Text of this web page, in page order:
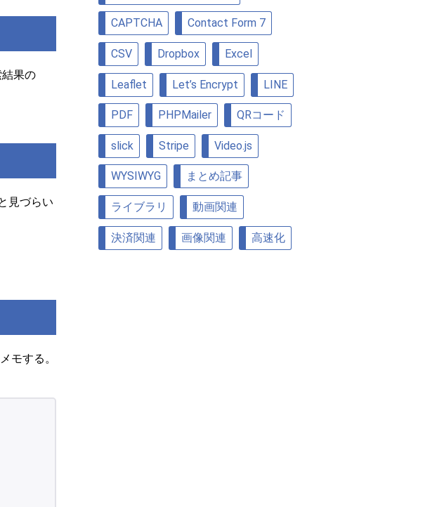
果の
見づらい
モする。
CAPTCHA Contact Form 7
CSV Dropbox Excel
Leaflet Let’s Encrypt LINE
PDF PHPMailer QRコード
slick Stripe Video.js
WYSIWYG まとめ記事
ライブラリ 動画関連
決済関連 画像関連 高速化